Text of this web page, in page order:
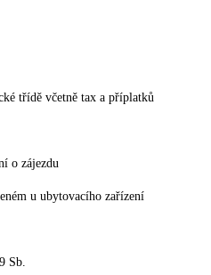
třídě včetně tax a příplatků
o zájezdu
u ubytovacího zařízení
Sb.